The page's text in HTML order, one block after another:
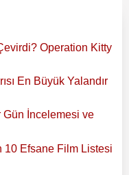
Operation Kitty
En Büyük Yalandır
İncelemesi ve
10 Efsane Film Listesi